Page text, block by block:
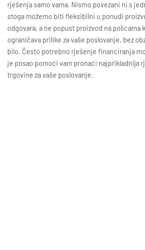
rješenja samo vama. Nismo povezani ni s
stoga možemo biti fleksibilni u ponudi
odgovara, a ne popust proizvod na policama
ograničava prilike za vaše poslovanje, bez
bilo. Često potrebno rješenje financiranja
je posao pomoći vam pronaći najprikladnija
trgovine za vaše poslovanje.